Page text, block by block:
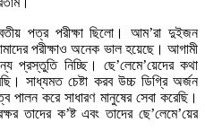
পত্র পরীক্ষা ছিলো। আম’রা দুইজন
পরীক্ষাও অনেক ভাল হয়েছে। আগামী
প্রস্তুতি নিচ্ছি। ছে’লেমে’য়েদের কথা
সাধ্যমত চেষ্টা করব উচ্চ ডিগ্রি অর্জন
পালন করে সাধারণ মানুষের সেবা করেছি।
তাদের ক’ষ্ট এবং তাদের ছে’লেমে’য়ের